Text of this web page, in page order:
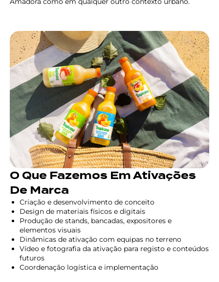
O Que Fazemos Em Ativações
De Marca
Criação e desenvolvimento de conceito
Design de materiais físicos e digitais
Produção de stands, bancadas, expositores e
elementos visuais
Dinâmicas de ativação com equipas no terreno
Vídeo e fotografia da ativação para registo e conteúdos
futuros
Coordenação logística e implementação